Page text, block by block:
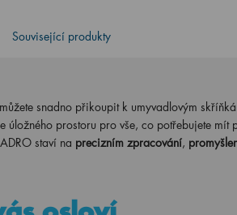
Související produkty
můžete snadno přikoupit k umyvadlovým
úložného prostoru pro vše, co potřebujete mít
staví na precizním zpracování,